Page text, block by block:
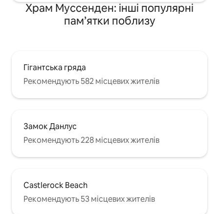
Храм Муссенден: інші популярні
пам’ятки поблизу
Гігантська гряда
Рекомендують 582 місцевих жителів
Замок Данлус
Рекомендують 228 місцевих жителів
Castlerock Beach
Рекомендують 53 місцевих жителів